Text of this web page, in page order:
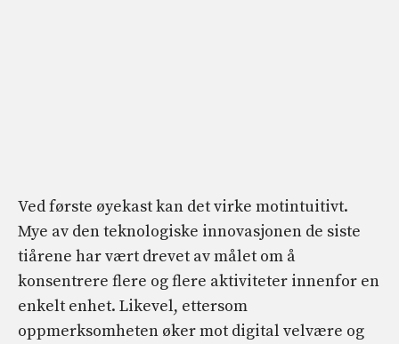
Ved første øyekast kan det virke motintuitivt.
Mye av den teknologiske innovasjonen de siste
tiårene har vært drevet av målet om å
konsentrere flere og flere aktiviteter innenfor en
enkelt enhet. Likevel, ettersom
oppmerksomheten øker mot digital velvære og